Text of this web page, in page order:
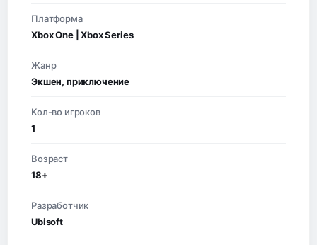
Платформа
Xbox One | Xbox Series
Жанр
Экшен, приключение
Кол-во игроков
1
Возраст
18+
Разработчик
Ubisoft